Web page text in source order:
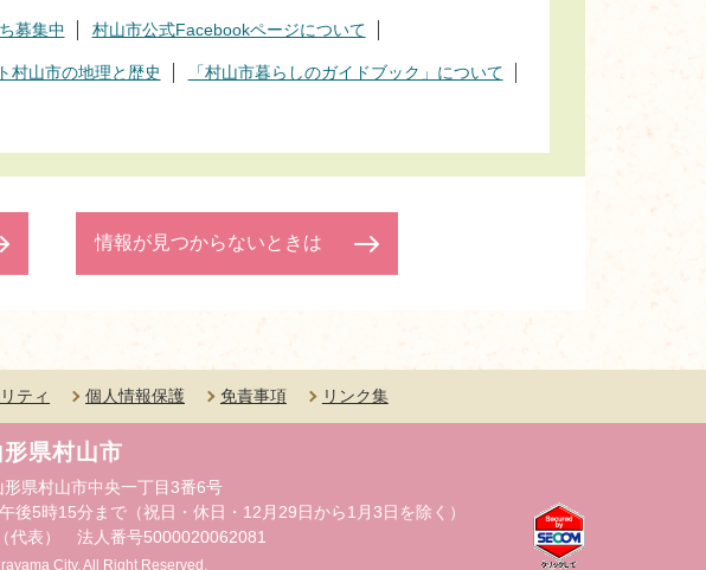
募集中 村山市公式Facebookページについて
村山市の地理と歴史 「村山市暮らしのガイドブック」について
情報が見つからないときは
ティ 個人情報保護 免責事項 リンク集
形県村山市
県村山市中央一丁目3番6号
後5時15分まで（祝日・休日・12月29日から1月3日を除く）
代表） 法人番号5000020062081
City. All Right Reserved.